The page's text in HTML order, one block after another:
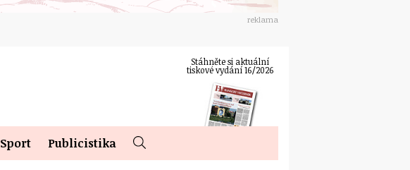
reklama
Stáhněte si aktuální
tiskové vydání 16/2026
Sport Publicistika